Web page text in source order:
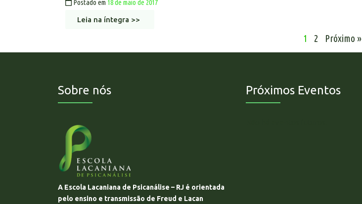
Postado em 18 de maio de 2017
Leia na íntegra >>
1 2 Próximo »
Sobre nós
A Escola Lacaniana de Psicanálise – RJ é orientada
pelo ensino e transmissão de Freud e Lacan
Próximos Eventos